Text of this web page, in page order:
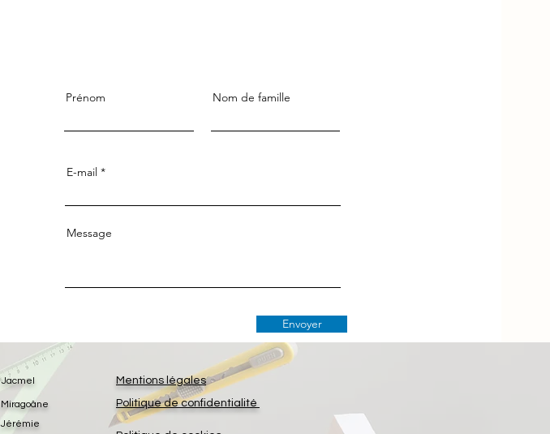
Prénom Nom de famille
E-mail
Message
Envoyer
Jacmel
Jérémie
Miragoâne
Mentions légales
Politique de confidentialité